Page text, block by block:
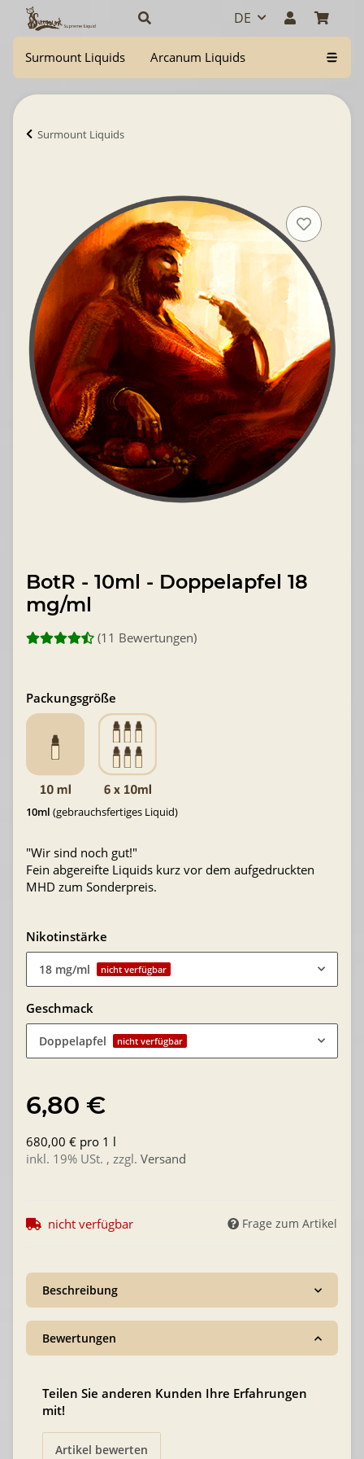
DE
Surmount Liquids Arcanum Liquids
Surmount Liquids
BotR - 10ml - Doppelapfel 18
mg/ml
(11 Bewertungen)
Packungsgröße
10ml (gebrauchsfertiges Liquid)
"Wir sind noch gut!"
Fein abgereifte Liquids kurz vor dem aufgedruckten
MHD zum Sonderpreis.
Nikotinstärke
18 mg/ml nicht verfügbar
Geschmack
Doppelapfel nicht verfügbar
6,80 €
680,00 € pro 1 l
inkl. 19% USt. , zzgl. Versand
nicht verfügbar Frage zum Artikel
Beschreibung
Bewertungen
Teilen Sie anderen Kunden Ihre Erfahrungen
mit!
Artikel bewerten